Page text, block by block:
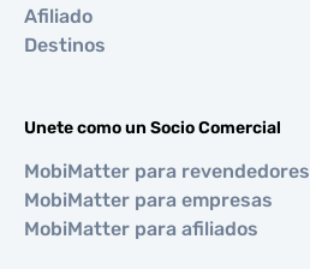
Afiliado
Destinos
Unete como un Socio Comercial
MobiMatter para revendedores
MobiMatter para empresas
MobiMatter para afiliados